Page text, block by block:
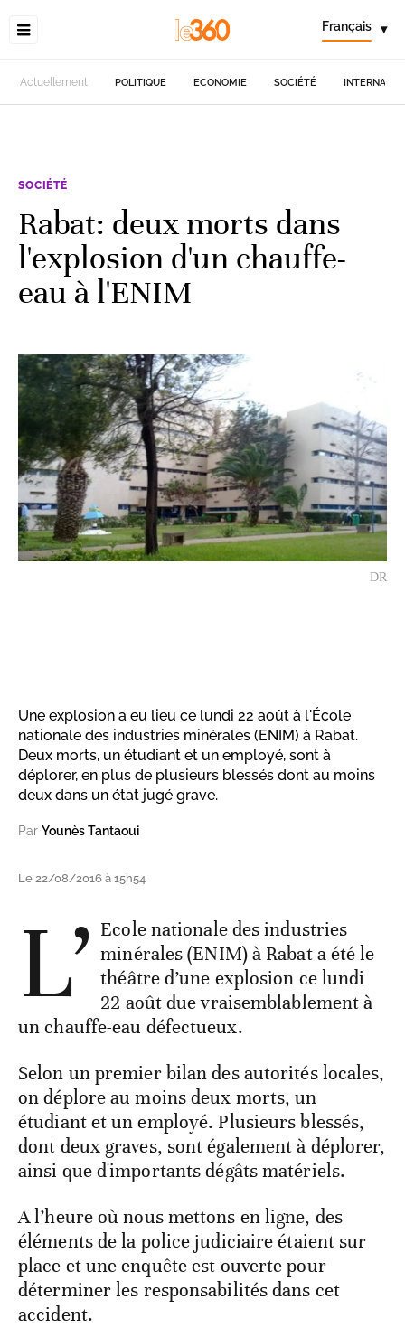
Français ▾
Actuellement POLITIQUE ECONOMIE SOCIÉTÉ
SOCIÉTÉ
Rabat: deux morts dans
l'explosion d'un chauffe-
eau à l'ENIM
DR
Une explosion a eu lieu ce lundi 22 août à l'École
nationale des industries minérales (ENIM) à Rabat.
Deux morts, un étudiant et un employé, sont à
déplorer, en plus de plusieurs blessés dont au moins
deux dans un état jugé grave.
Par Younès Tantaoui
Le 22/08/2016 à 15h54
L’ Ecole nationale des industries
minérales (ENIM) à Rabat a été le
théâtre d’une explosion ce lundi
22 août due vraisemblablement à
un chauffe-eau défectueux.
Selon un premier bilan des autorités locales,
on déplore au moins deux morts, un
étudiant et un employé. Plusieurs blessés,
dont deux graves, sont également à déplorer,
ainsi que d'importants dégâts matériels.
A l’heure où nous mettons en ligne, des
éléments de la police judiciaire étaient sur
place et une enquête est ouverte pour
déterminer les responsabilités dans cet
accident.